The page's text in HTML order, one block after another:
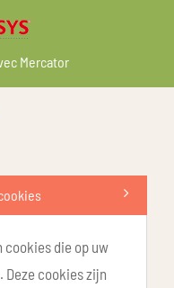
Mercator
cookies die op uw
cookies zijn